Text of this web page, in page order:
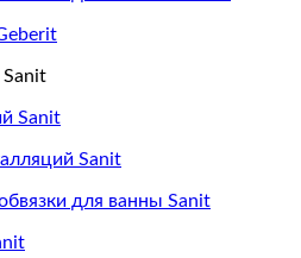
Sanit
Sanit
Sanit
для ванны Sanit